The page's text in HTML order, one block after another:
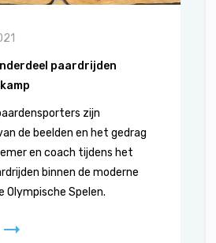
paardrijden
zijn
de beelden en het gedrag
en coach tijdens het
binnen de moderne
Olympische Spelen.